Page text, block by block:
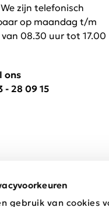
gebruik van cookies
zijn telefonisch
op maandag t/m
08.30 uur tot 17.00
ons
- 28 09 15